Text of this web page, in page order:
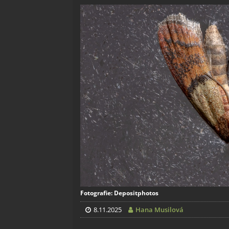
Fotografie: Depositphotos
8.11.2025 Hana Musilová